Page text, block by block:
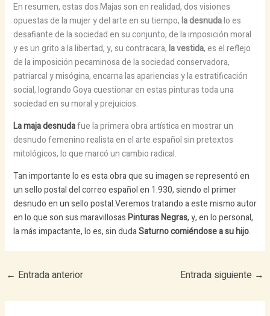
En resumen, estas dos Majas son en realidad, dos visiones
opuestas de la mujer y del arte en su tiempo,la desnudalo es
desafiante de la sociedad en su conjunto, de la imposición moral
y es un grito a la libertad, y, su contracara,la vestida, es el reflejo
de la imposición pecaminosa de la sociedad conservadora,
patriarcal y misógina, encarna las apariencias y la estratificación
social, logrando Goya cuestionar en estas pinturas toda una
sociedad en su moral y prejuicios.
La maja desnudafue la primera obra artística en mostrar un
desnudo femenino realista en el arte español sin pretextos
mitológicos, lo que marcó un cambio radical.
Tan importante lo es esta obra que su imagen se representó en
un sello postal del correo español en 1.930, siendo el primer
desnudo en un sello postal.Veremos tratando a este mismo autor
en lo que son sus maravillosasPinturas Negras, y, en lo personal,
la más impactante, lo es, sin dudaSaturno comiéndose a su hijo.
← Entrada anterior Entrada siguiente →